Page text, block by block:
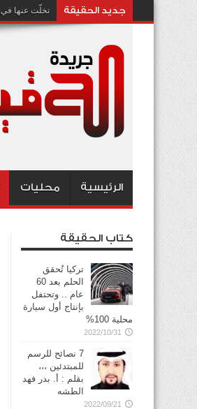
جديد الحقيقة تخلّت عنها في 2021.. ميتا تعيد إحياء تقنية تثير الجدل بشأن انتهاك الخصوصية
الرئيسية محليات
كتاب الحقيقة
تركيا تُحقق
الحلم بعد 60
عام .. وتحتفل
بإنتاج أول سيارة
محلية 100%
2022/10/31
7 نصائح للرسم
للمبتدئين ،،،
بقلم : أ. بدر فهد
الطشه
2022/09/21